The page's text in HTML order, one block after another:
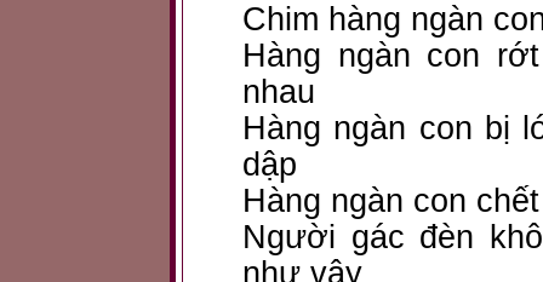
Chim hàng ngàn
Hàng ngàn con
nhau
Hàng ngàn con bị
dập
Hàng ngàn con chết
Người gác đèn
như vậy